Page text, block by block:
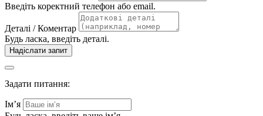
Введіть коректний телефон або email.
Деталі / Коментар
Будь ласка, введіть деталі.
Надіслати запит
Задати питання:
Ім’я